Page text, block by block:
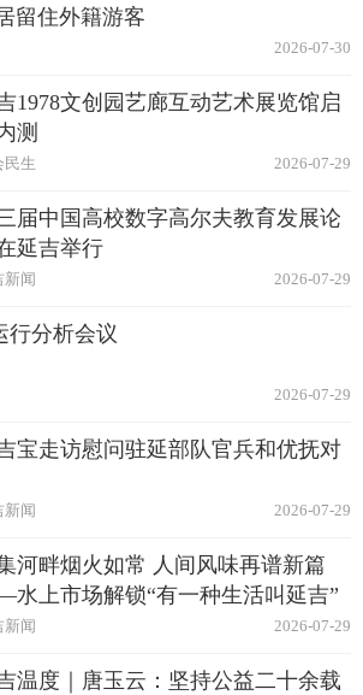
留住外籍游客
2026-07-30
1978文创园艺廊互动艺术展览馆启
测
2026-07-29
民生
届中国高校数字高尔夫教育发展论
延吉举行
2026-07-29
新闻
行分析会议
2026-07-29
宝走访慰问驻延部队官兵和优抚对
2026-07-29
新闻
河畔烟火如常 人间风味再谱新篇
上市场解锁“有一种生活叫延吉”
2026-07-29
新闻
温度｜唐玉云：坚持公益二十余载